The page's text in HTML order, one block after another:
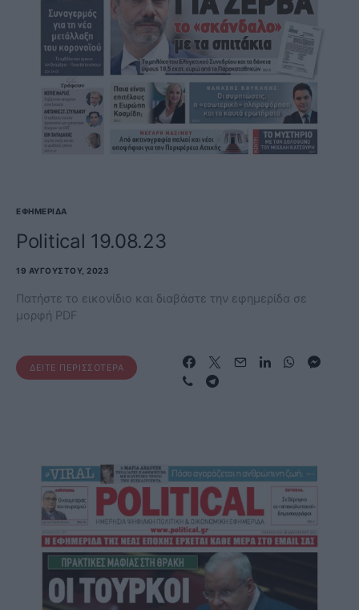
ΕΦΗΜΕΡΊΔΑ
Political 19.08.23
19 ΑΥΓΟΎΣΤΟΥ, 2023
Πατήστε το εικονίδιο και διαβάστε την εφημερίδα σε
μορφή PDF
ΔΕΊΤΕ ΠΕΡΙΣΣΌΤΕΡΑ